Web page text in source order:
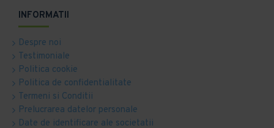
INFORMATII
Despre noi
Testimoniale
Politica cookie
Politica de confidentialitate
Termeni si Conditii
Prelucrarea datelor personale
Date de identificare ale societatii